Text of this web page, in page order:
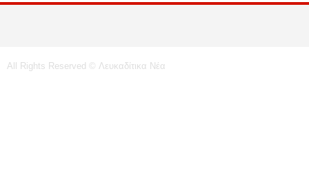
All Rights Reserved © Λευκαδίτικα Νέα